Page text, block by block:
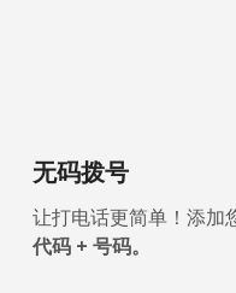
手机
Kuwait
无码拨号
让打电话更简单！添加
代码 + 号码。